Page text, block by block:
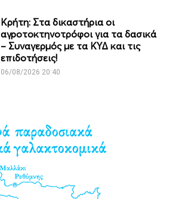
Κρήτη: Στα δικαστήρια οι
αγροτοκτηνοτρόφοι για τα δασικά
– Συναγερμός με τα ΚΥΔ και τις
επιδοτήσεις!
06/08/2026 20:40